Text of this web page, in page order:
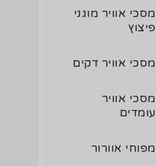
מסכי אוויר מוגני
פיצוץ
מסכי אוויר דקים
מסכי אוויר
עומדים
מפוחי אוורור